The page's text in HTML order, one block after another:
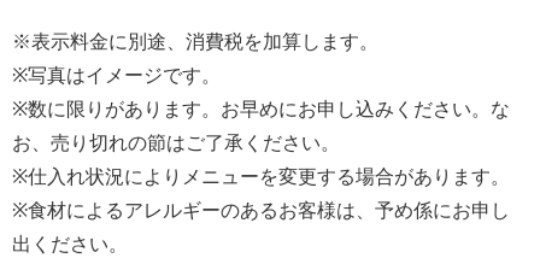
※表示料金に別途、消費税を加算します。
※写真はイメージです。
※数に限りがあります。お早めにお申し込みください。な
お、売り切れの節はご了承ください。
※仕入れ状況によりメニューを変更する場合があります。
※食材によるアレルギーのあるお客様は、予め係にお申し
出ください。